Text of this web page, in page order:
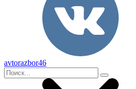
avtorazbor46